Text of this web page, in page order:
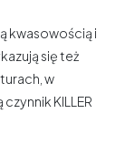
kwasowością i
się też
w
KILLER